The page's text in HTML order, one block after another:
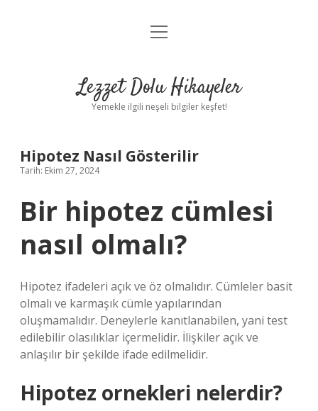
Anasayfa
Yasal Uyarı
menüyü
Lezzet Dolu Hikayeler
Yemekle ilgili neşeli bilgiler keşfet!
Hipotez Nasıl Gösterilir
Tarih: Ekim 27, 2024
Bir hipotez cümlesi
nasıl olmalı?
Hipotez ifadeleri açık ve öz olmalıdır. Cümleler basit
olmalı ve karmaşık cümle yapılarından
oluşmamalıdır. Deneylerle kanıtlanabilen, yani test
edilebilir olasılıklar içermelidir. İlişkiler açık ve
anlaşılır bir şekilde ifade edilmelidir.
Hipotez ornekleri nelerdir?